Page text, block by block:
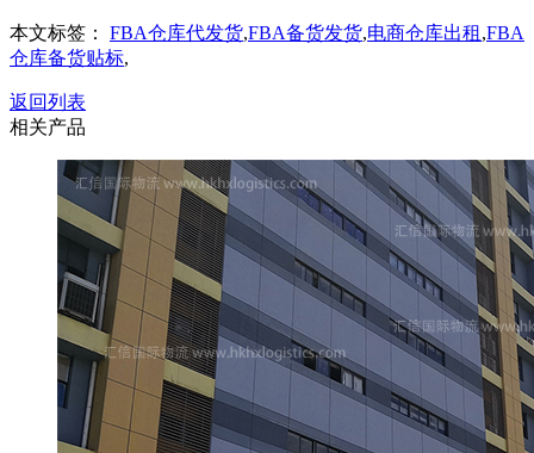
本文标签： FBA仓库代发货,FBA备货发货,电商仓库出租 ,FBA
仓库备货贴标,
返回列表
相关产品